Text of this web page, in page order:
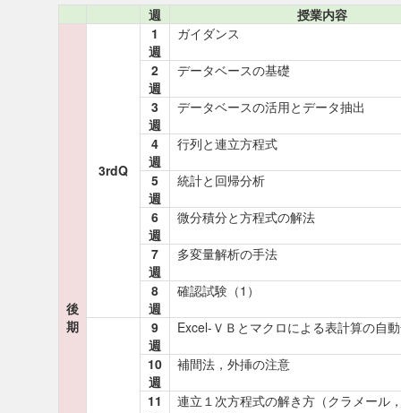
週 授業内容
後
期
3rdQ
1
週
ガイダンス
2
週
データベースの基礎
3
週
データベースの活用とデータ抽出
4
週
行列と連立方程式
5
週
統計と回帰分析
6
週
微分積分と方程式の解法
7
週
多変量解析の手法
8
週
確認試験（1）
9
週
Excel-ＶＢとマクロによる表計算の自
10
週
補間法，外挿の注意
11
連立１次方程式の解き方（クラメー